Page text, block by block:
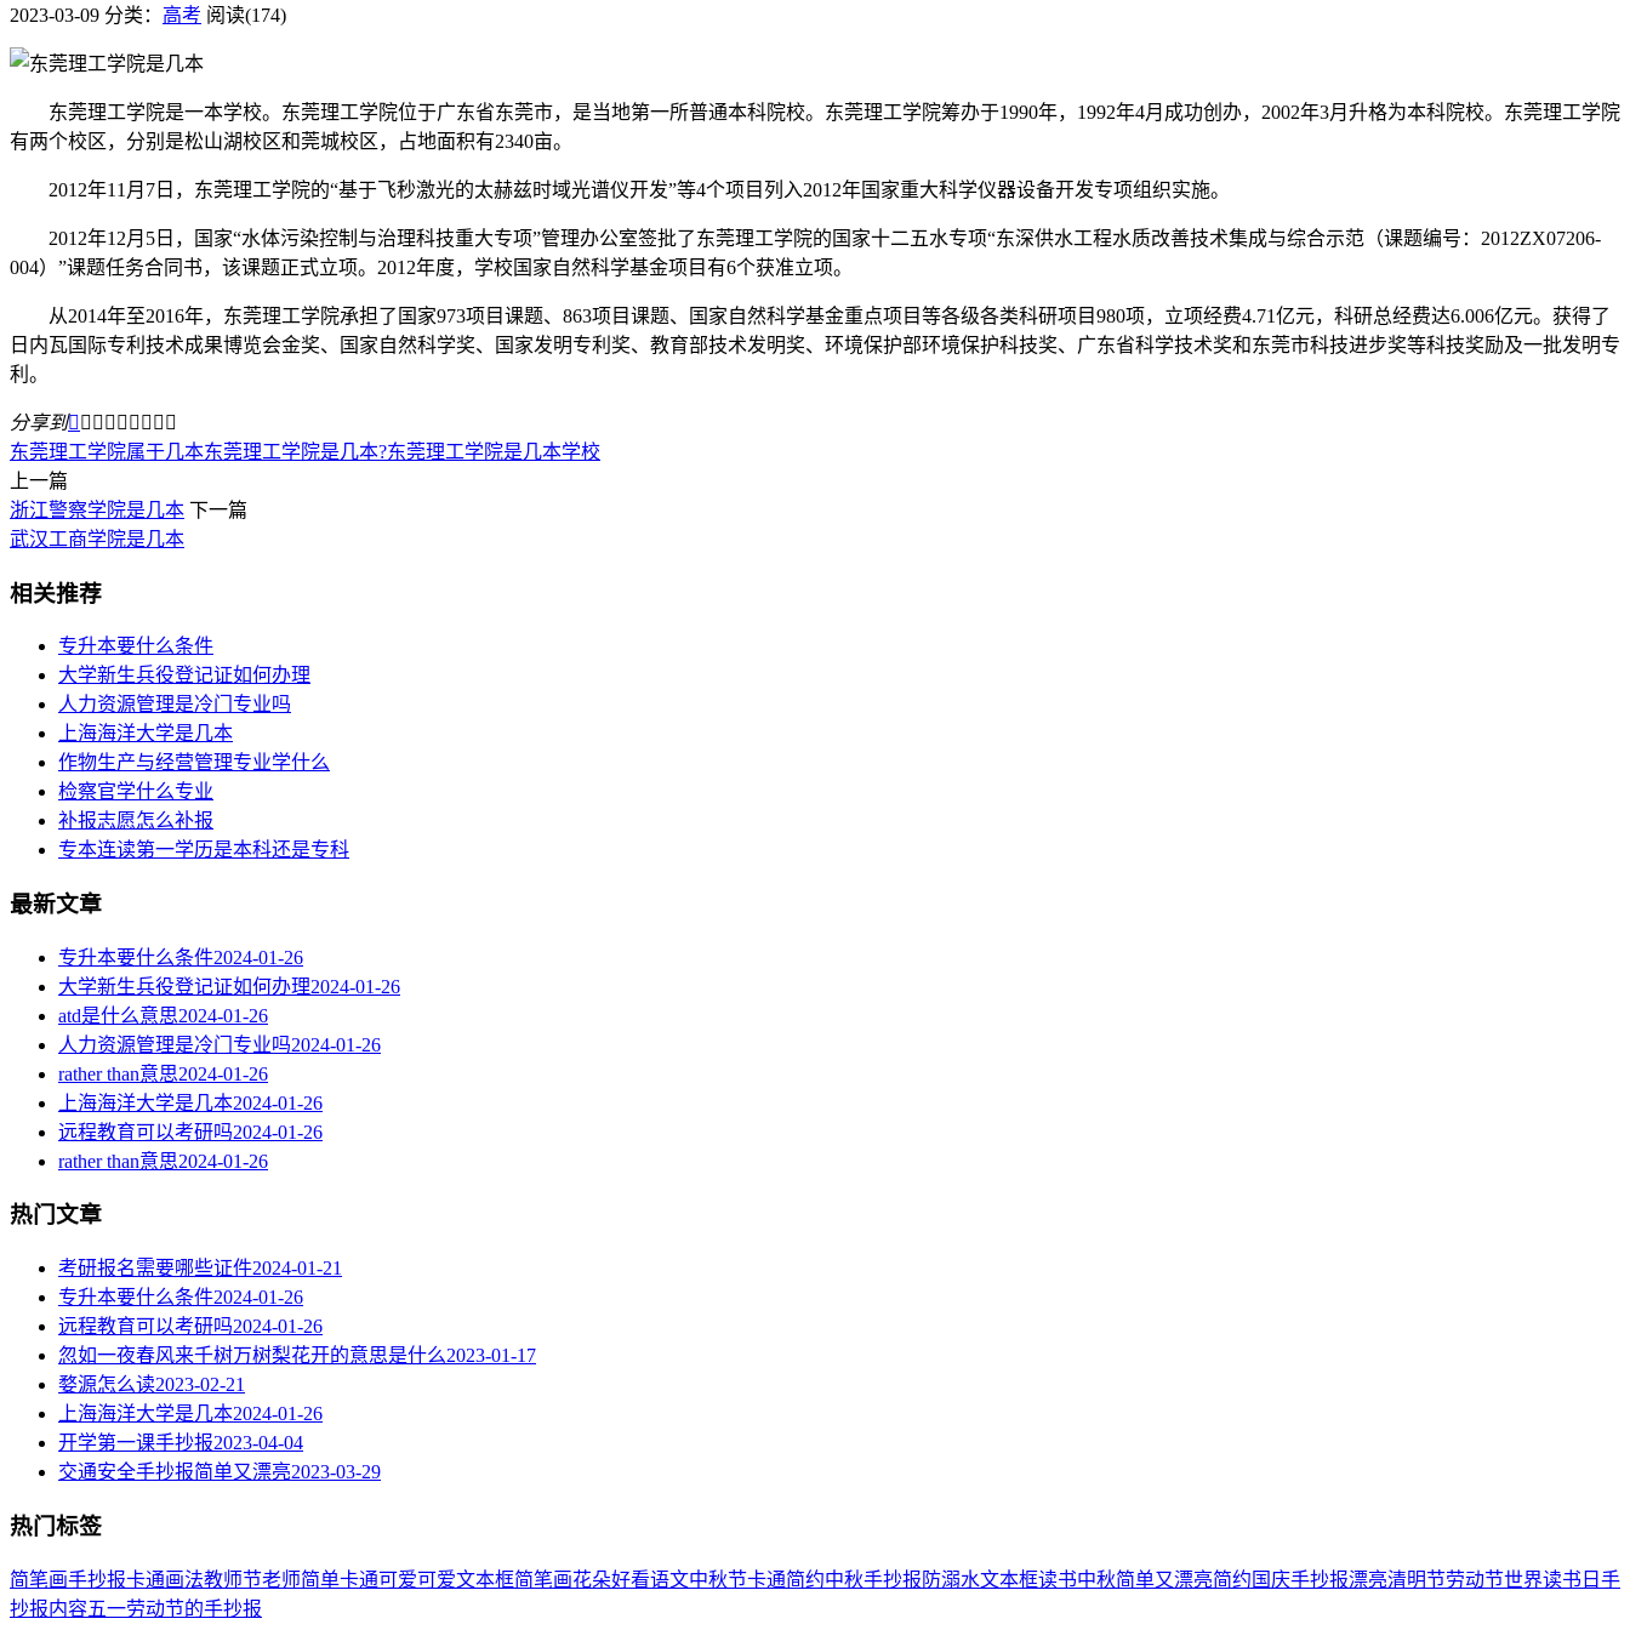
2023-03-09 分类： 高考 阅读(174)
东莞理工学院是一本学校。东莞理工学院位于广东省东莞市，是当地第一所普通本科院校。东莞理工学院筹办于1990年，1992年4月成功创办，2002年3月升格为本科院校。东莞理工学院
有两个校区，分别是松山湖校区和莞城校区，占地面积有2340亩。
2012年11月7日，东莞理工学院的“基于飞秒激光的太赫兹时域光谱仪开发”等4个项目列入2012年国家重大科学仪器设备开发专项组织实施。
2012年12月5日，国家“水体污染控制与治理科技重大专项”管理办公室签批了东莞理工学院的国家十二五水专项“东深供水工程水质改善技术集成与综合示范（课题编号：2012ZX07206-
004）”课题任务合同书，该课题正式立项。2012年度，学校国家自然科学基金项目有6个获准立项。
从2014年至2016年，东莞理工学院承担了国家973项目课题、863项目课题、国家自然科学基金重点项目等各级各类科研项目980项，立项经费4.71亿元，科研总经费达6.006亿元。获得了
日内瓦国际专利技术成果博览会金奖、国家自然科学奖、国家发明专利奖、教育部技术发明奖、环境保护部环境保护科技奖、广东省科学技术奖和东莞市科技进步奖等科技奖励及一批发明专
利。
分享到        
东莞理工学院属于几本东莞理工学院是几本?东莞理工学院是几本学校
上一篇
浙江警察学院是几本 下一篇
武汉工商学院是几本
相关推荐
专升本要什么条件
大学新生兵役登记证如何办理
人力资源管理是冷门专业吗
上海海洋大学是几本
作物生产与经营管理专业学什么
检察官学什么专业
补报志愿怎么补报
专本连读第一学历是本科还是专科
最新文章
专升本要什么条件2024-01-26
大学新生兵役登记证如何办理2024-01-26
atd是什么意思2024-01-26
人力资源管理是冷门专业吗2024-01-26
rather than意思2024-01-26
上海海洋大学是几本2024-01-26
远程教育可以考研吗2024-01-26
rather than意思2024-01-26
热门文章
考研报名需要哪些证件2024-01-21
专升本要什么条件2024-01-26
远程教育可以考研吗2024-01-26
忽如一夜春风来千树万树梨花开的意思是什么2023-01-17
婺源怎么读2023-02-21
上海海洋大学是几本2024-01-26
开学第一课手抄报2023-04-04
交通安全手抄报简单又漂亮2023-03-29
热门标签
简笔画手抄报卡通画法教师节老师简单卡通可爱可爱文本框简笔画花朵好看语文中秋节卡通简约中秋手抄报 防溺水文本框读书中秋简单又漂亮简约 国庆手抄报漂亮清明节劳动节世界读书日 手
抄报内容五一劳动节的手抄报